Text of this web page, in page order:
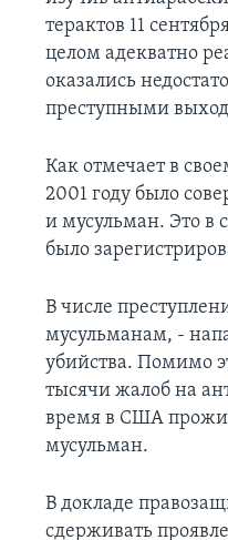
терактов 11
целом адекватно
оказались
преступными
Как отмечает в
2001 году было
и мусульман. Это в
было
В числе
мусульманам, -
убийства. Помимо
тысячи жалоб на
время в США
мусульман.
В докладе
сдерживать